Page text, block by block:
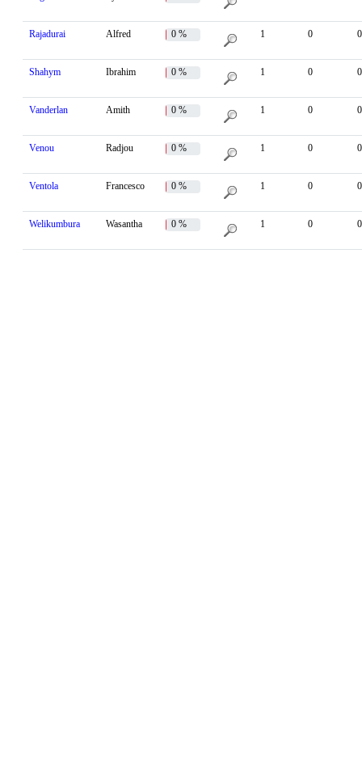
Rajadurai Alfred 0 % 1 0 0
Shahym Ibrahim 0 % 1 0 0
Vanderlan Amith 0 % 1 0 0
Venou Radjou 0 % 1 0 0
Ventola Francesco 0 % 1 0 0
Welikumbura Wasantha 0 % 1 0 0